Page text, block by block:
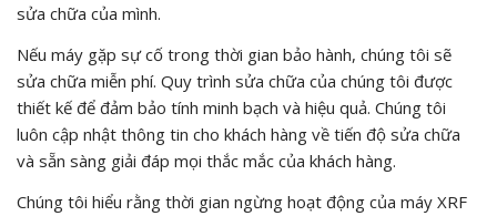
sửa chữa của mình.
Nếu máy gặp sự cố trong thời gian bảo hành, chúng tôi sẽ
sửa chữa miễn phí. Quy trình sửa chữa của chúng tôi được
thiết kế để đảm bảo tính minh bạch và hiệu quả. Chúng tôi
luôn cập nhật thông tin cho khách hàng về tiến độ sửa chữa
và sẵn sàng giải đáp mọi thắc mắc của khách hàng.
Chúng tôi hiểu rằng thời gian ngừng hoạt động của máy XRF